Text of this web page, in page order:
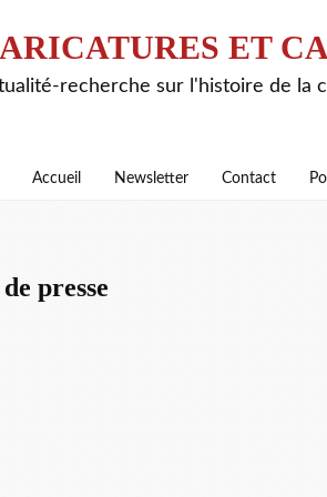
ET
recherche sur l'histoire de la
Accueil Newsletter Contact
presse